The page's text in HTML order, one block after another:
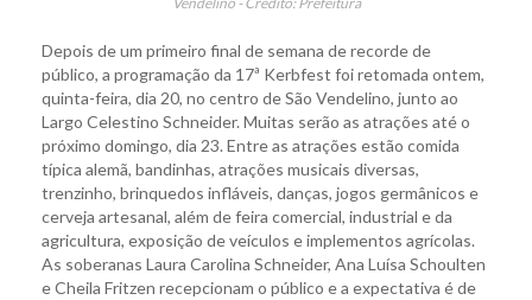
Depois de um primeiro final de semana de recorde de
público, a programação da 17ª Kerbfest foi retomada ontem,
quinta-feira, dia 20, no centro de São Vendelino, junto ao
Largo Celestino Schneider. Muitas serão as atrações até o
próximo domingo, dia 23. Entre as atrações estão comida
típica alemã, bandinhas, atrações musicais diversas,
trenzinho, brinquedos infláveis, danças, jogos germânicos e
cerveja artesanal, além de feira comercial, industrial e da
agricultura, exposição de veículos e implementos agrícolas.
As soberanas Laura Carolina Schneider, Ana Luísa Schoulten
e Cheila Fritzen recepcionam o público e a expectativa é de